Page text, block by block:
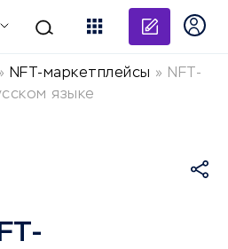
NFT-маркетплейсы » NFT-
языке